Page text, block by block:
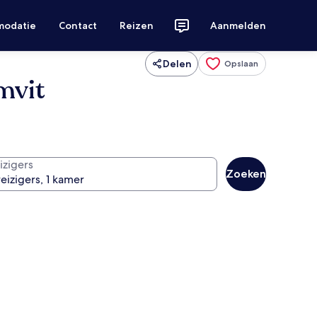
Contact Reizen Aanmelden
Delen Opslaan
Zoeken